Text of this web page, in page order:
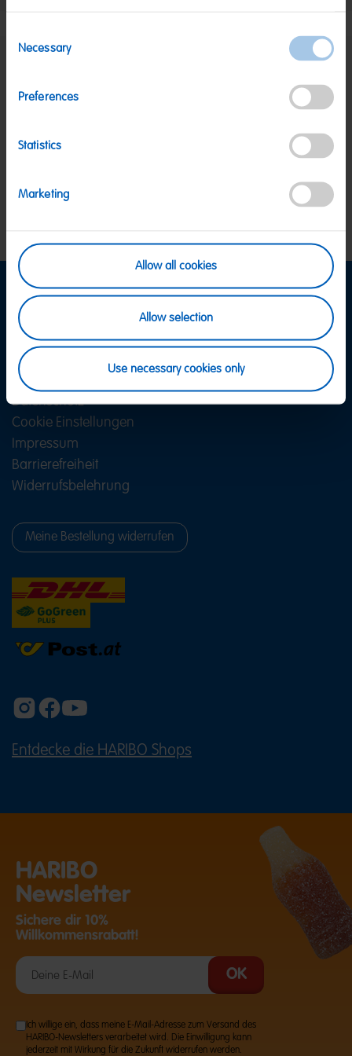
Selection
Necessary
Preferences
Statistics
Marketing
Allow all cookies
Allow selection
Use necessary cookies only
PayPal, Klarna Sofortüberweisung, Klarna
+49
Informationen
Versand & Zahlung
FAQ
AGB
Datenschutz
Cookie Einstellungen
Impressum
Barrierefreiheit
Widerrufsbelehrung
Meine Bestellung widerrufen
Entdecke die HARIBO Shops
HARIBO
Newsletter
Sichere dir 10%
Willkommensrabatt!
Ich willige ein, dass meine E-Mail-Adresse zum Versand des
HARIBO-Newsletters verarbeitet wird. Die Einwilligung kann
jederzeit mit Wirkung für die Zukunft widerrufen werden.